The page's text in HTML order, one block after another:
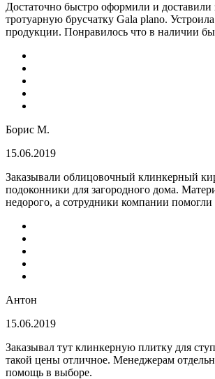
Достаточно быстро оформили и доставили
тротуарную брусчатку Gala plano.
продукции. Понравилось что в наличии
Борис М.
15.06.2019
Заказывали облицовочный клинкерный
подоконники для загородного дома.
недорого, а сотрудники компании
Антон
15.06.2019
Заказывал тут клинкерную плитку для
такой цены отличное. Менеджерам
помощь в выборе.